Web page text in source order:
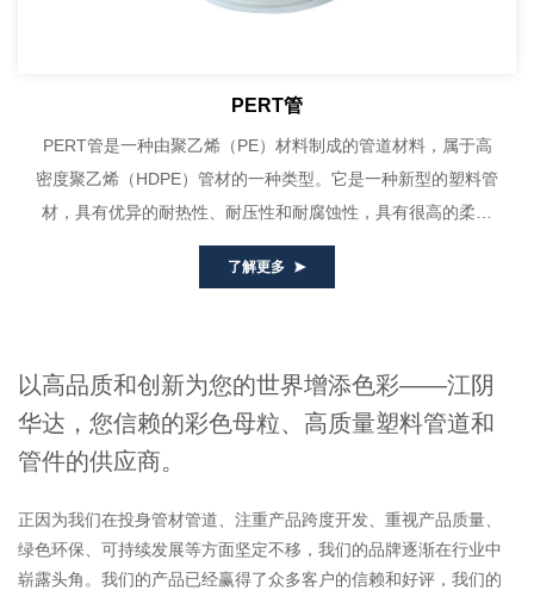
PERT管
PERT管是一种由聚乙烯（PE）材料制成的管道材料，属于高
密度聚乙烯（HDPE）管材的一种类型。它是一种新型的塑料管
材，具有优异的耐热性、耐压性和耐腐蚀性，具有很高的柔韧
度，易于弯曲和盘卷，弯曲半径小...
了解更多
以高品质和创新为您的世界增添色彩——江阴
华达，您信赖的彩色母粒、高质量塑料管道和
管件的供应商。
正因为我们在投身管材管道、注重产品跨度开发、重视产品质量、
绿色环保、可持续发展等方面坚定不移，我们的品牌逐渐在行业中
崭露头角。我们的产品已经赢得了众多客户的信赖和好评，我们的